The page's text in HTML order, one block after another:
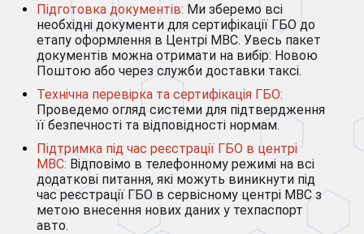
Підготовка документів: Ми зберемо всі
необхідні документи для сертифікації ГБО до
етапу оформлення в Центрі МВС. Увесь пакет
документів можна отримати на вибір: Новою
Поштою або через служби доставки таксі.
Технічна перевірка та сертифікація ГБО:
Проведемо огляд системи для підтвердження
її безпечності та відповідності нормам.
Підтримка під час реєстрації ГБО в центрі
МВС: Відповімо в телефонному режимі на всі
додаткові питання, які можуть виникнути під
час реєстрації ГБО в сервісному центрі МВС з
метою внесення нових даних у техпаспорт
авто.